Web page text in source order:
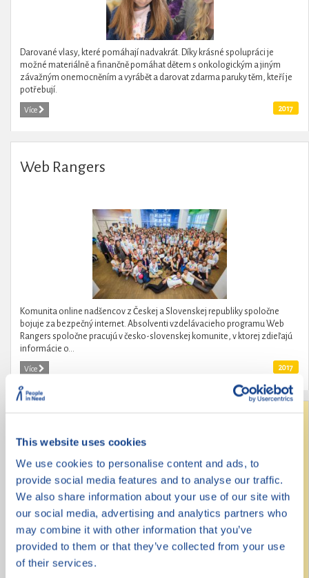
This website uses cookies
We use cookies to personalise content and ads, to
provide social media features and to analyse our traffic.
We also share information about your use of our site with
our social media, advertising and analytics partners who
may combine it with other information that you’ve
provided to them or that they’ve collected from your use
of their services.
Darované vlasy, které pomáhají nadvakrát. Díky krásné spolupráci je
možné materiálně a finančně pomáhat dětem s onkologickým a jiným
závažným onemocněním a vyrábět a darovat zdarma paruky těm, kteří je
potřebují.
Více 2017
Web Rangers
Komunita online nadšencov z Českej a Slovenskej republiky spoločne
bojuje za bezpečný internet. Absolventi vzdelávacieho programu Web
Rangers spoločne pracujú v česko-slovenskej komunite, v ktorej zdieľajú
informácie o...
Více 2017